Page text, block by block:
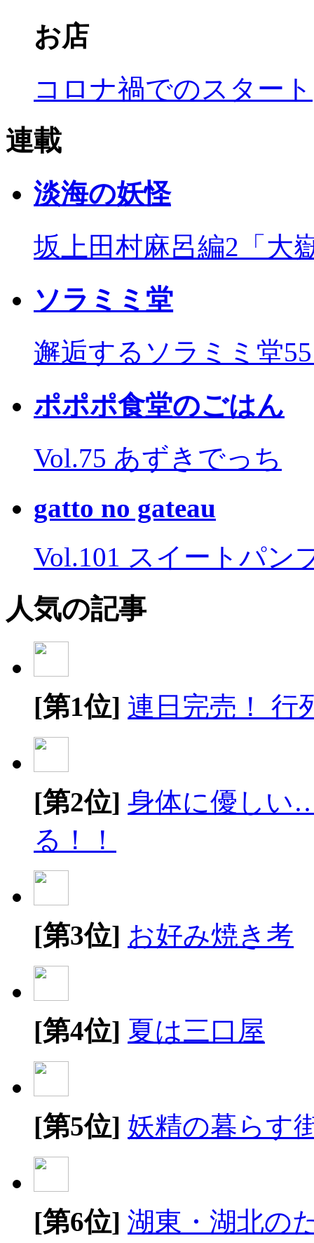
お店
コロナ禍でのスタート
連載
淡海の妖怪
坂上田村麻呂編2「大
ソラミミ堂
邂逅するソラミミ堂
ポポポ食堂のごはん
Vol.75 あずきでっち
gatto no gateau
Vol.101 スイートパン
人気の記事
[第1位] 連日完売！ 行
[第2位] 身体に優しい
る！！
[第3位] お好み焼き考
[第4位] 夏は三口屋
[第5位] 妖精の暮らす
[第6位] 湖東・湖北の